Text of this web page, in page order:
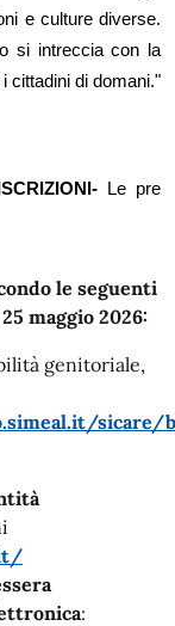
e culture diverse.
si intreccia con la
cittadini di domani."
Le pre
le seguenti
maggio 2026:
genitoriale,
sicare/
: